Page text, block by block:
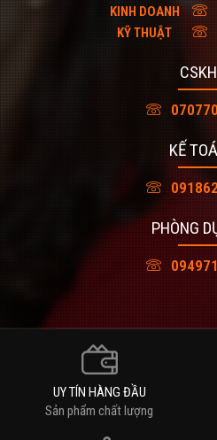
KINH DOANH
KỸ THUẬT
CSKH
KẾ
PHÒNG
UY TÍN HÀNG ĐẦU
Sản phẩm chất lượng